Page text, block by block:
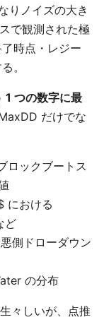
りノイズの大き
で観測された極
時点・レジー
。
1 つの数字に最
だけでな
ロックブートス
における
ど
側ドローダウン
の分布
々しいが、点推